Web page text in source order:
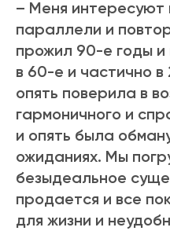
– Меня интересуют
параллели и
прожил 90-е годы и
в 60-е и частично
опять поверила в
гармоничного и
и опять была
ожиданиях. Мы
безыдеальное
продается и все
для жизни и